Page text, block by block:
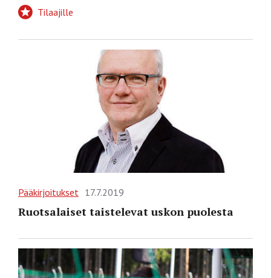
Tilaajille
Pääkirjoitukset 17.7.2019
Ruotsalaiset taistelevat uskon puolesta